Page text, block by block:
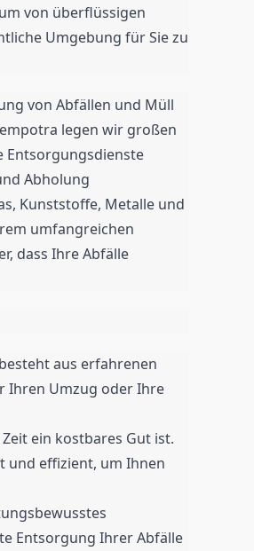
von überflüssigen
Umgebung für Sie zu
von Abfällen und Müll
legen wir großen
Entsorgungsdienste
Abholung
Kunststoffe, Metalle und
umfangreichen
dass Ihre Abfälle
aus erfahrenen
Ihren Umzug oder Ihre
ein kostbares Gut ist.
und effizient, um Ihnen
Entsorgung Ihrer Abfälle